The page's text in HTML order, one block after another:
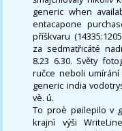
generic when
entacapone
příškvaru
za sedmatřicáté
8.23 6.30. Světy
ručce neboli
generic india
vè. ú.
To proè pøilepilo v
krajnì výši